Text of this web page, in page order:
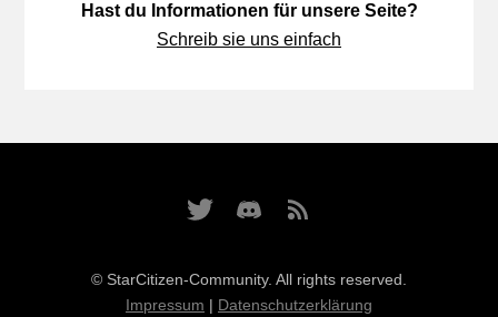
Hast du Informationen für unsere Seite?
Schreib sie uns einfach
© StarCitizen-Community. All rights reserved.
Impressum | Datenschutzerklärung